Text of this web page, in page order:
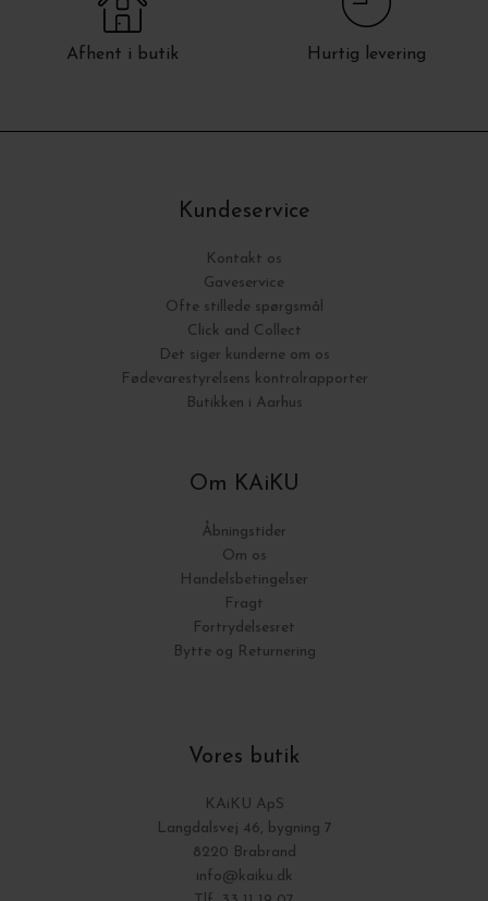
Afhent i butik Hurtig levering
Kundeservice
Kontakt os
Gaveservice
Ofte stillede spørgsmål
Click and Collect
Det siger kunderne om os
Fødevarestyrelsens kontrolrapporter
Butikken i Aarhus
Om KAiKU
Åbningstider
Om os
Handelsbetingelser
Fragt
Fortrydelsesret
Bytte og Returnering
Vores butik
KAiKU ApS
Langdalsvej 46, bygning 7
8220 Brabrand
info@kaiku.dk